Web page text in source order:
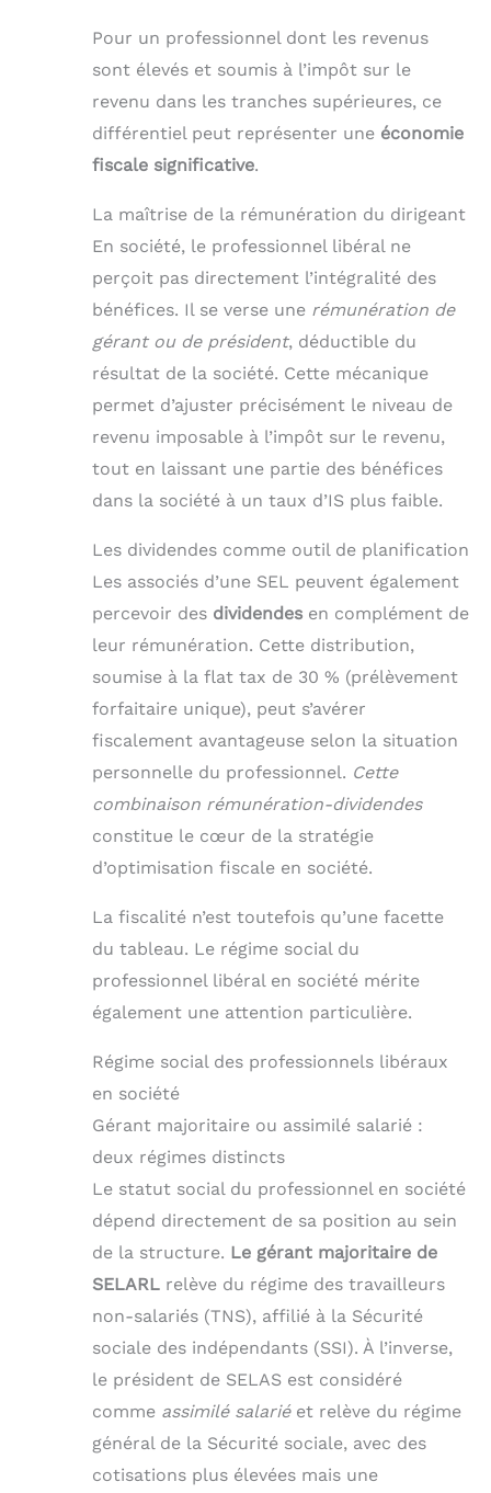
Pour un professionnel dont les revenus
sont élevés et soumis à l’impôt sur le
revenu dans les tranches supérieures, ce
différentiel peut représenter une économie
fiscale significative.
La maîtrise de la rémunération du dirigeant
En société, le professionnel libéral ne
perçoit pas directement l’intégralité des
bénéfices. Il se verse une rémunération de
gérant ou de président, déductible du
résultat de la société. Cette mécanique
permet d’ajuster précisément le niveau de
revenu imposable à l’impôt sur le revenu,
tout en laissant une partie des bénéfices
dans la société à un taux d’IS plus faible.
Les dividendes comme outil de planification
Les associés d’une SEL peuvent également
percevoir des dividendes en complément de
leur rémunération. Cette distribution,
soumise à la flat tax de 30 % (prélèvement
forfaitaire unique), peut s’avérer
fiscalement avantageuse selon la situation
personnelle du professionnel. Cette
combinaison rémunération-dividendes
constitue le cœur de la stratégie
d’optimisation fiscale en société.
La fiscalité n’est toutefois qu’une facette
du tableau. Le régime social du
professionnel libéral en société mérite
également une attention particulière.
Régime social des professionnels libéraux
en société
Gérant majoritaire ou assimilé salarié :
deux régimes distincts
Le statut social du professionnel en société
dépend directement de sa position au sein
de la structure. Le gérant majoritaire de
SELARL relève du régime des travailleurs
non-salariés (TNS), affilié à la Sécurité
sociale des indépendants (SSI). À l’inverse,
le président de SELAS est considéré
comme assimilé salariéet relève du régime
général de la Sécurité sociale, avec des
cotisations plus élevées mais une